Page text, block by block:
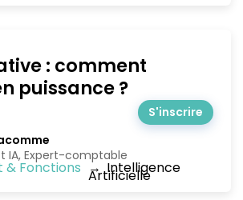
: comment
puissance ?
S'inscrire
IA, Expert-comptable
& Fonctions → Intelligence
Artificielle